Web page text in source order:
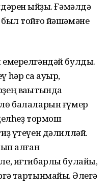
ҡыйҙы. Ғәмәлдә
тойғо йәшәмәне
булды.
һәр саҡ ауыр,
ваҡытында
балаларын ғүмер
тормош
үтеүен дәлилләй.
алған
иғтибарлы булайыҡ,
тартынмайыҡ. Әлегә